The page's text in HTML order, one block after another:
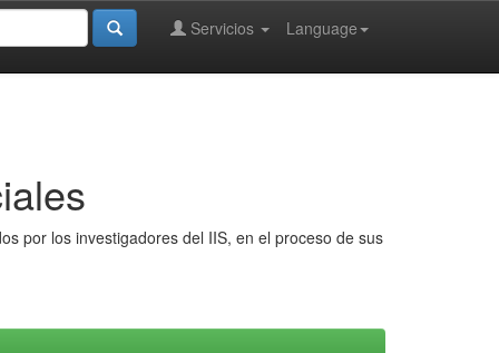
Language
Servicios
por los investigadores del IIS, en el proceso de sus